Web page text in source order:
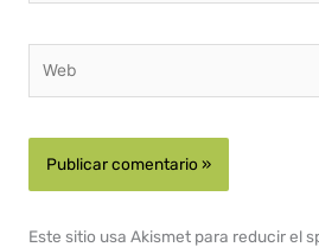
Este sitio usa Akismet para reducir el